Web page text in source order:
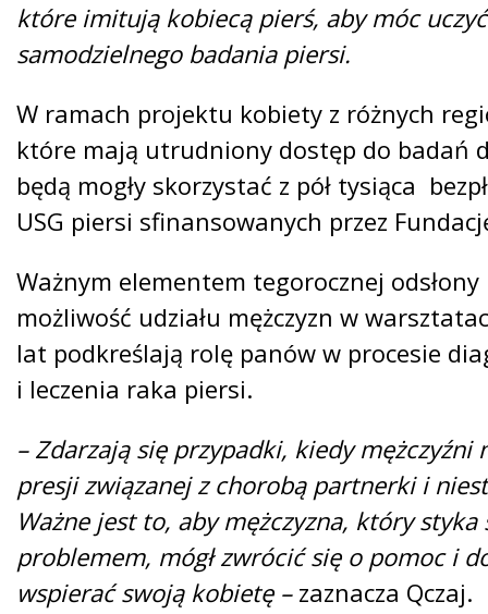
które imitują kobiecą pierś, aby móc
samodzielnego badania piersi.
W ramach projektu kobiety z różnych
które mają utrudniony dostęp do badań
będą mogły skorzystać z pół tysiąca
USG piersi sfinansowanych przez
Ważnym elementem tegorocznej
możliwość udziału mężczyzn w
lat podkreślają rolę panów w procesie
i leczenia raka piersi.
– Zdarzają się przypadki, kiedy mężczyźni
presji związanej z chorobą partnerki i
Ważne jest to, aby mężczyzna, który styka
problemem, mógł zwrócić się o pomoc i
wspierać swoją kobietę – zaznacza Qczaj.